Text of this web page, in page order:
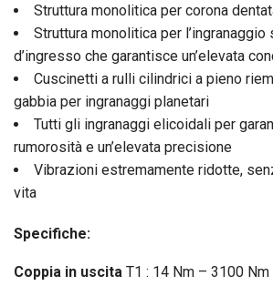
Struttura monolitica per corona
Struttura monolitica per l’ingranaggio
d’ingresso che garantisce un’elevata
Cuscinetti a rulli cilindrici a pieno
gabbia per ingranaggi planetari
Tutti gli ingranaggi elicoidali per
rumorosità e un’elevata precisione
Vibrazioni estremamente ridotte,
vita
Specifiche:
Coppia in uscita T1 : 14 Nm – 3100 Nm